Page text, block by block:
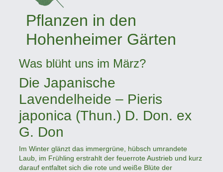
Pflanzen in den
Hohenheimer Gärten
Was blüht uns im März?
Die Japanische
Lavendelheide – Pieris
japonica (Thun.) D. Don. ex
G. Don
Im Winter glänzt das immergrüne, hübsch umrandete
Laub, im Frühling erstrahlt der feuerrote Austrieb und kurz
darauf entfaltet sich die rote und weiße Blüte der